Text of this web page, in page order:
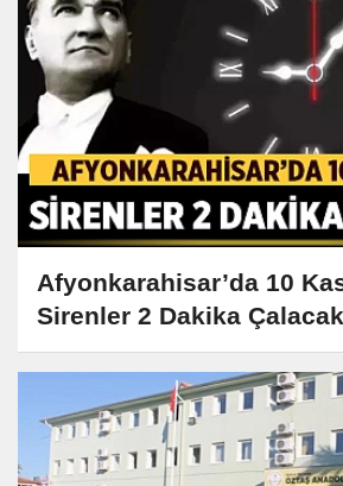
Afyonkarahisar’da 10
Sirenler 2 Dakika Çalacak